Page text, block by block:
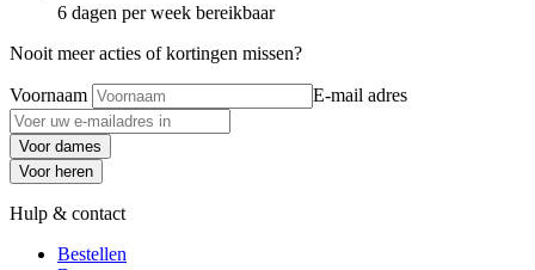
6 dagen per week bereikbaar
Nooit meer acties of kortingen missen?
Voornaam E-mail adres
Voor dames
Voor heren
Hulp & contact
Bestellen